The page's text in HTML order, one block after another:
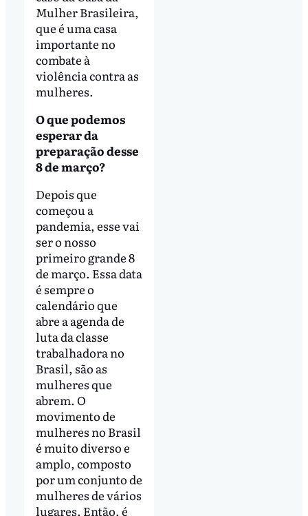
Mulher Brasileira,
que é uma casa
importante no
combate à
violência contra as
mulheres.
O que podemos
esperar da
preparação desse
8 de março?
Depois que
começou a
pandemia, esse vai
ser o nosso
primeiro grande 8
de março. Essa data
é sempre o
calendário que
abre a agenda de
luta da classe
trabalhadora no
Brasil, são as
mulheres que
abrem. O
movimento de
mulheres no Brasil
é muito diverso e
amplo, composto
por um conjunto de
mulheres de vários
lugares. Então, é